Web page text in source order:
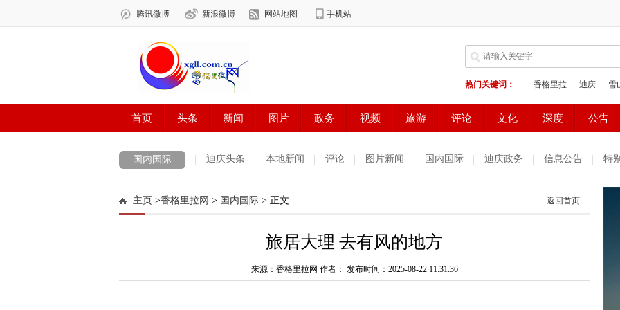
国内国际 迪庆头条 本地新闻 评论 图片新闻 国内国际 迪庆政务 信息公告 特
主页 >香格里拉网 > 国内国际 > 正文 返回首页
旅居大理 去有风的地方
来源：香格里拉网 作者： 发布时间：2025-08-22 11:31:36